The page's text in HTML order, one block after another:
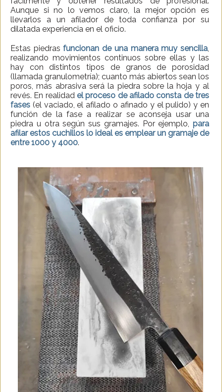
Aunque si no lo vemos claro, la mejor opción es
llevarlos a un afilador de toda confianza por su
dilatada experiencia en el oficio.
Estas piedrasfuncionan de una manera muy sencilla,
realizando movimientos continuos sobre ellas y las
hay con distintos tipos de granos de porosidad
(llamada granulometría); cuanto más abiertos sean los
poros, más abrasiva será la piedra sobre la hoja y al
revés. En realidad el proceso de afilado consta de tres
fases (el vaciado, el afilado o afinado y el pulido) y en
función de la fase a realizar se aconseja usar una
piedra u otra según sus gramajes. Por ejemplo, para
afilar estos cuchillos lo ideal es emplear un gramaje de
entre 1000 y 4000.